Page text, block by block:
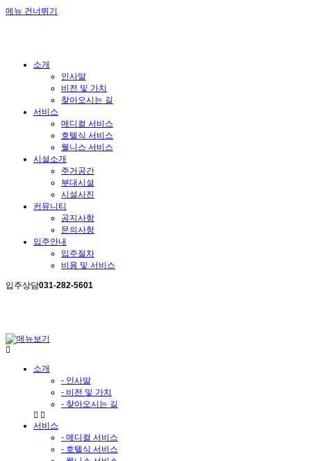
메뉴 건너뛰기
소개
인사말
비전 및 가치
찾아오시는 길
서비스
메디컬 서비스
호텔식 서비스
웰니스 서비스
시설소개
주거공간
부대시설
시설사진
커뮤니티
공지사항
문의사항
입주안내
입주절차
비용 및 서비스
입주상담031-282-5601
소개
- 인사말
- 비전 및 가치
- 찾아오시는 길
서비스
- 메디컬 서비스
- 호텔식 서비스